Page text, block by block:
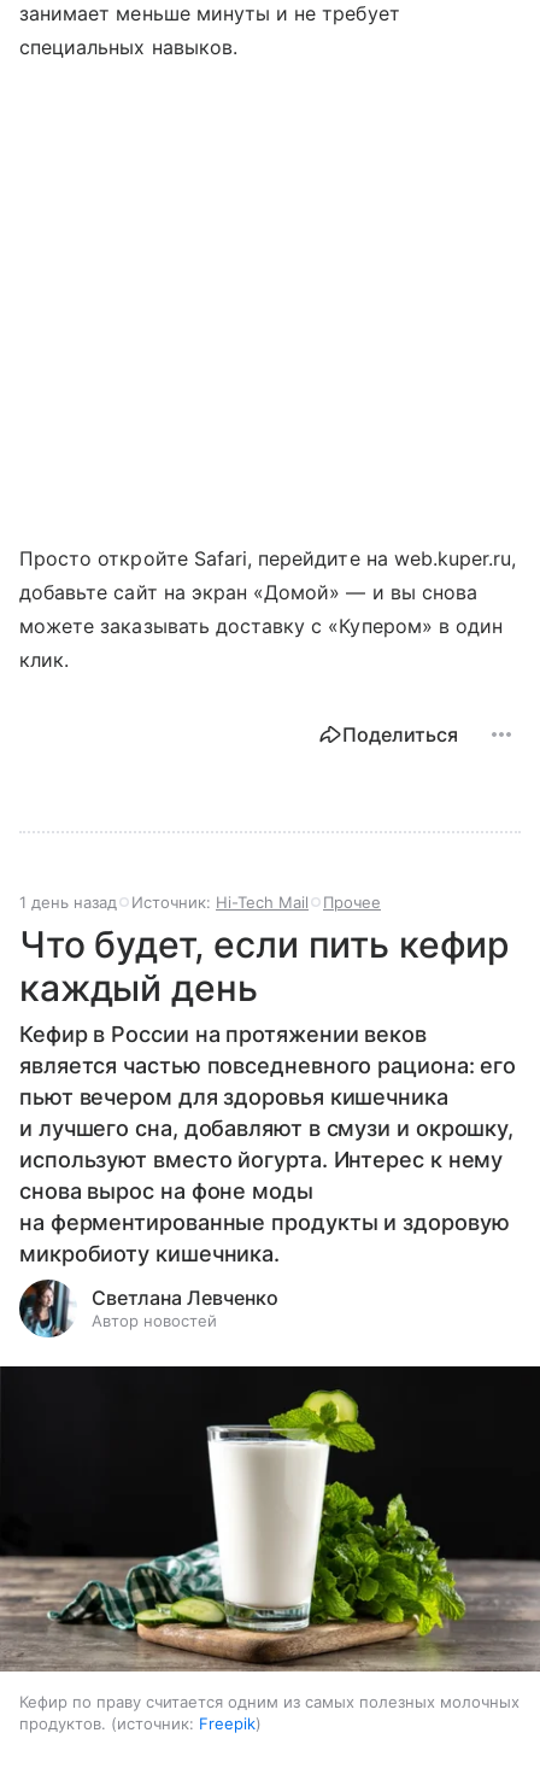
занимает меньше минуты и не требует
специальных навыков.
Просто откройте Safari, перейдите на web.kuper.ru,
добавьте сайт на экран «Домой» — и вы снова
можете заказывать доставку с «Купером» в один
клик.
Поделиться
1 день назад Источник: Hi-Tech Mail Прочее
Что будет, если пить кефир
каждый день
Кефир в России на протяжении веков
является частью повседневного рациона: его
пьют вечером для здоровья кишечника
и лучшего сна, добавляют в смузи и окрошку,
используют вместо йогурта. Интерес к нему
снова вырос на фоне моды
на ферментированные продукты и здоровую
микробиоту кишечника.
Светлана Левченко
Автор новостей
Кефир по праву считается одним из самых полезных молочных
продуктов.
источник: Freepik